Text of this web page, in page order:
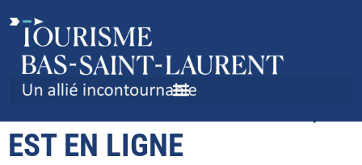
LE PORTRAIT DE
L’INDUSTRIE TOURISTIQUE
EST EN LIGNE